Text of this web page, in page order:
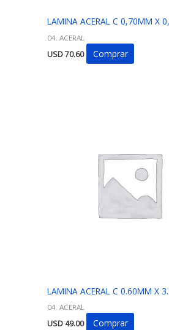
LAMINA ACERAL C 0,70MM X
04. ACERAL
USD70.60 Comprar
LAMINA ACERAL C 0.60MM X
04. ACERAL
USD 49.00 Comprar